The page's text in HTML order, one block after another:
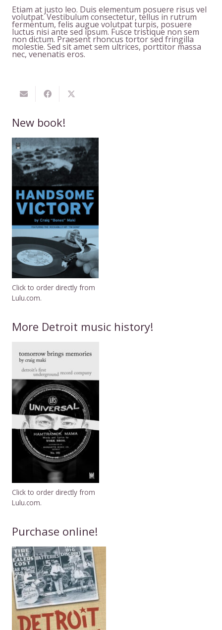
Etiam at justo leo. Duis elementum posuere risus vel
volutpat. Vestibulum consectetur, tellus in rutrum
fermentum, felis augue volutpat turpis, posuere
luctus nisi ante sed ipsum. Fusce tristique non sem
non dictum. Praesent rhoncus tortor sed fringilla
molestie. Sed sit amet sem ultrices, porttitor massa
nec, venenatis eros.
New book!
Click to order directly from
Lulu.com.
More Detroit music history!
Click to order directly from
Lulu.com.
Purchase online!